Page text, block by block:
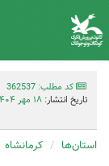
کد مطلب: 362537
تاریخ انتشار: ۱۸ مهر ۱۴۰۴ - ۱۴:۴۰
استان‌ها کرمانشاه